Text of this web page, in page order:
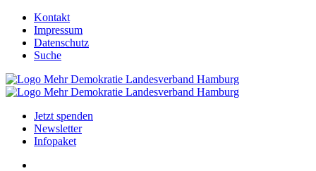
Kontakt
Impressum
Datenschutz
Suche
Jetzt spenden
Newsletter
Infopaket